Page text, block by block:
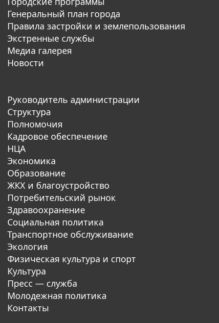
Генеральный план города
Правила застройки и землепользования
Экстренные службы
Медиа галерея
Новости
Руководитель администрации
Структура
Полномочия
Кадровое обеспечение
НЦА
Экономика
Образование
ЖКХ и благоустройство
Потребительский рынок
Здравоохранение
Социальная политика
Транспортное обслуживание
Экология
Физическая культура и спорт
Культура
Пресс — служба
Молодежная политика
Контакты